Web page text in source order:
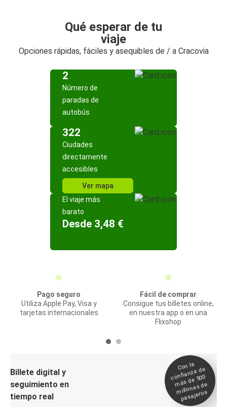
Qué esperar de tu
viaje
Opciones rápidas, fáciles y asequibles de / a Cracovia
2
Número de
paradas de
autobús
322
Ciudades
directamente
accesibles
Ver mapa
El viaje más
barato
Desde 3,48 €
Pago seguro
Utiliza Apple Pay, Visa y
tarjetas internacionales
Fácil de comprar
Consigue tus billetes online,
en nuestra app o en una
Flixshop
Billete digital y
seguimiento en
tiempo real
Con la
confianza de
más de 500
millones de
pasajeros